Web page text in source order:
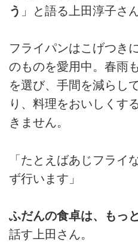
う 」と語る上田淳子さん
フライパンはこげつき
のものを愛用中。春雨
を選び、手間を減らし
り、料理をおいしくす
きません。
「たとえばあじフライ
ず行います」
ふだんの食卓は、もっ
話す上田さん。